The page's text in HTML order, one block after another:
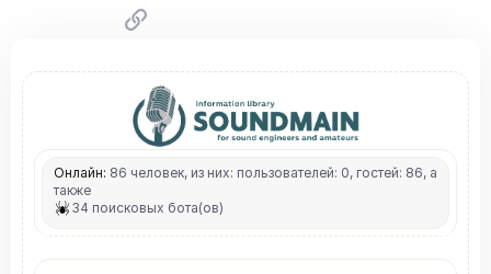
Ссылка
Онлайн: 86 человек, из них: пользователей: 0, гостей: 86, а
также
34 поисковых бота(ов)